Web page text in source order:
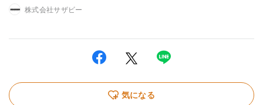
株式会社サザビー
気になる